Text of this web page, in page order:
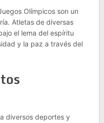
Olímpicos son un
Atletas de diversas
el lema del espíritu
y la paz a través del
diversos deportes y